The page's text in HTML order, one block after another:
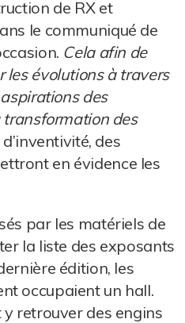
de RX et
le communiqué de
Cela afin de
les évolutions à travers
des
transformation des
des
en évidence les
par les matériels de
la liste des exposants
édition, les
occupaient un hall.
retrouver des engins